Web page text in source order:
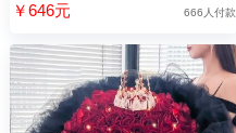
￥646元 666人付款